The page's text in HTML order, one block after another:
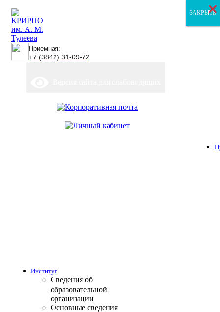
Приемная:
+7 (3842) 31-09-72
Институт
Сведения об
образовательной
организации
Основные сведения
ЗАКРЫТЬ
ЗАКРЫТЬ
ЗАКРЫТЬ
×
×
×